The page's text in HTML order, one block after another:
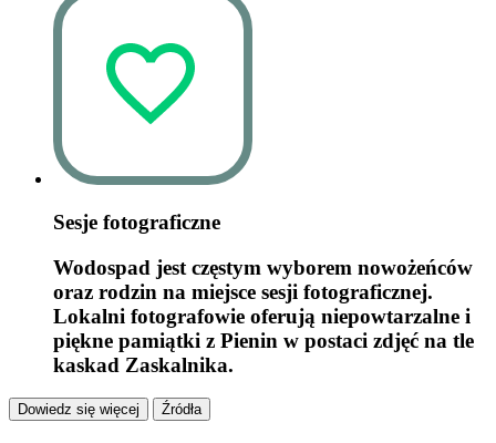
Sesje fotograficzne
Wodospad jest częstym wyborem nowożeńców
oraz rodzin na miejsce sesji fotograficznej.
Lokalni fotografowie oferują niepowtarzalne i
piękne pamiątki z Pienin w postaci zdjęć na tle
kaskad Zaskalnika.
Dowiedz się więcej Źródła